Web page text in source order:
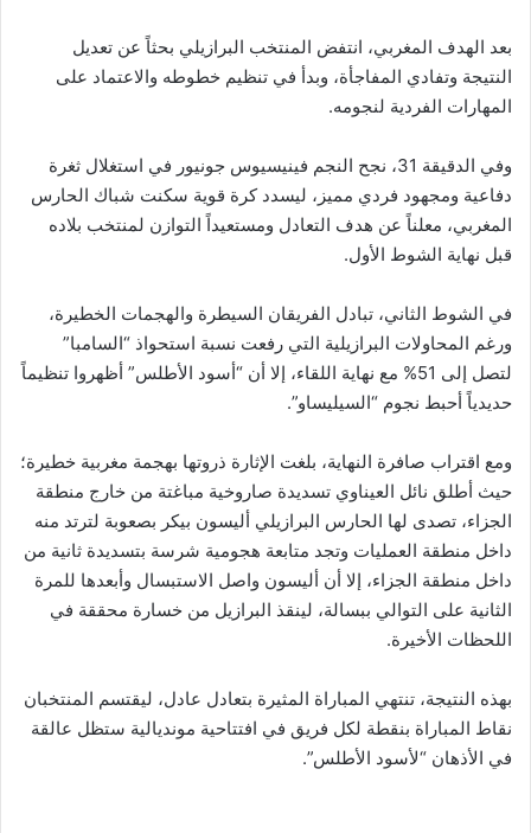
بعد الهدف المغربي، انتفض المنتخب البرازيلي بحثاً عن تعديل
النتيجة وتفادي المفاجأة، وبدأ في تنظيم خطوطه والاعتماد على
المهارات الفردية لنجومه.
وفي الدقيقة 31، نجح النجم فينيسيوس جونيور في استغلال ثغرة
دفاعية ومجهود فردي مميز، ليسدد كرة قوية سكنت شباك الحارس
المغربي، معلناً عن هدف التعادل ومستعيداً التوازن لمنتخب بلاده
قبل نهاية الشوط الأول.
في الشوط الثاني، تبادل الفريقان السيطرة والهجمات الخطيرة،
ورغم المحاولات البرازيلية التي رفعت نسبة استحواذ “السامبا”
لتصل إلى 51% مع نهاية اللقاء، إلا أن “أسود الأطلس” أظهروا تنظيماً
حديدياً أحبط نجوم “السيليساو”.
ومع اقتراب صافرة النهاية، بلغت الإثارة ذروتها بهجمة مغربية خطيرة؛
حيث أطلق نائل العيناوي تسديدة صاروخية مباغتة من خارج منطقة
الجزاء، تصدى لها الحارس البرازيلي أليسون بيكر بصعوبة لترتد منه
داخل منطقة العمليات وتجد متابعة هجومية شرسة بتسديدة ثانية من
داخل منطقة الجزاء، إلا أن أليسون واصل الاستبسال وأبعدها للمرة
الثانية على التوالي ببسالة، لينقذ البرازيل من خسارة محققة في
اللحظات الأخيرة.
بهذه النتيجة، تنتهي المباراة المثيرة بتعادل عادل، ليقتسم المنتخبان
نقاط المباراة بنقطة لكل فريق في افتتاحية مونديالية ستظل عالقة
في الأذهان “لأسود الأطلس”.